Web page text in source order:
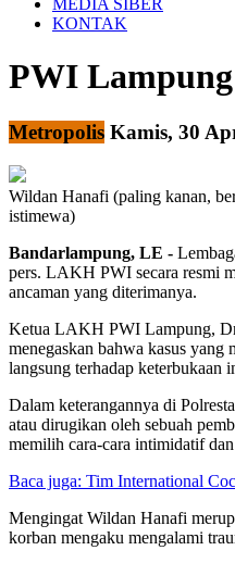
MEDIA SIBER
KONTAK
PWI Lampung
Metropolis Kamis, 30
Wildan Hanafi (paling kanan,
istimewa)
Bandarlampung, LE -
pers. LAKH PWI secara resmi
ancaman yang diterimanya.
Ketua LAKH PWI Lampung,
menegaskan bahwa kasus
langsung terhadap keterbukaan
Dalam keterangannya di
atau dirugikan oleh sebuah
memilih cara-cara intimidatif
Baca juga: Tim International
Mengingat Wildan Hanafi
korban mengaku mengalami